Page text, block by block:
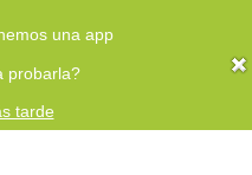
una app
tarde